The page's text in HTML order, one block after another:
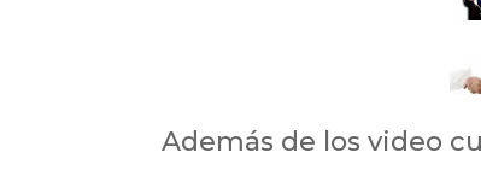
Además de los video